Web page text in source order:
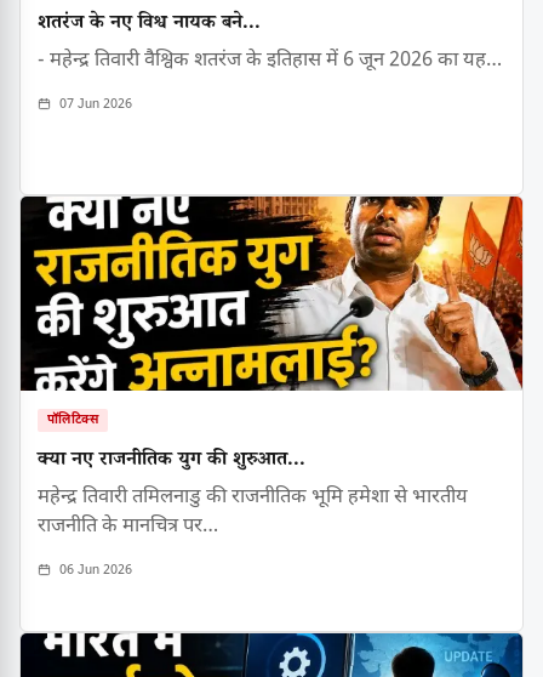
शतरंज के नए विश्व नायक बने...
- महेन्द्र तिवारी वैश्विक शतरंज के इतिहास में 6 जून 2026 का यह…
07 Jun 2026
पॉलिटिक्स
क्या नए राजनीतिक युग की शुरुआत...
महेन्द्र तिवारी तमिलनाडु की राजनीतिक भूमि हमेशा से भारतीय
राजनीति के मानचित्र पर…
06 Jun 2026